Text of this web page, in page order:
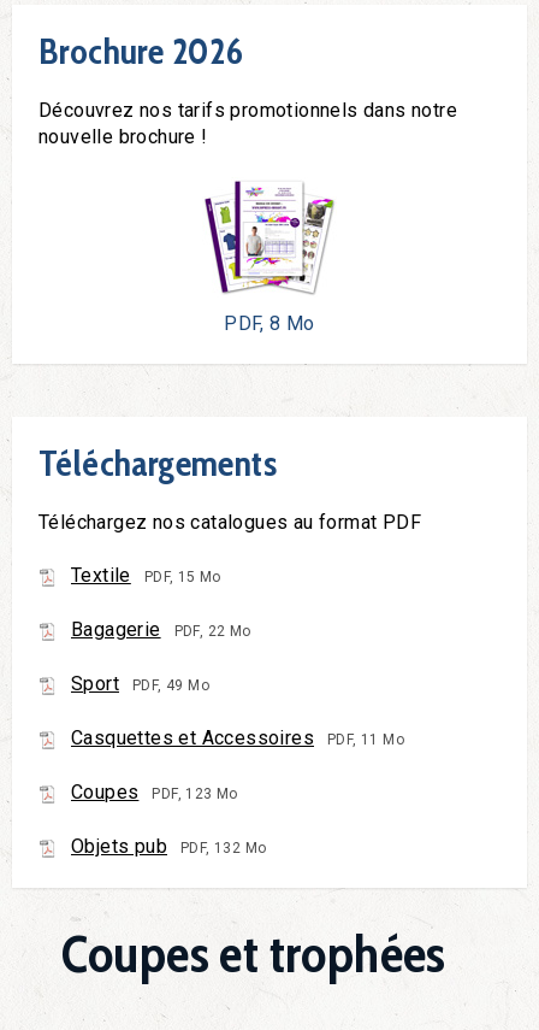
Coupes et trophées
Brochure 2026
Découvrez nos tarifs promotionnels dans notre
nouvelle brochure !
PDF, 8 Mo
Téléchargements
Téléchargez nos catalogues au format PDF
Textile PDF, 15 Mo
Bagagerie PDF, 22 Mo
Sport PDF, 49 Mo
Casquettes et Accessoires PDF, 11 Mo
Coupes PDF, 123 Mo
Objets pub PDF, 132 Mo